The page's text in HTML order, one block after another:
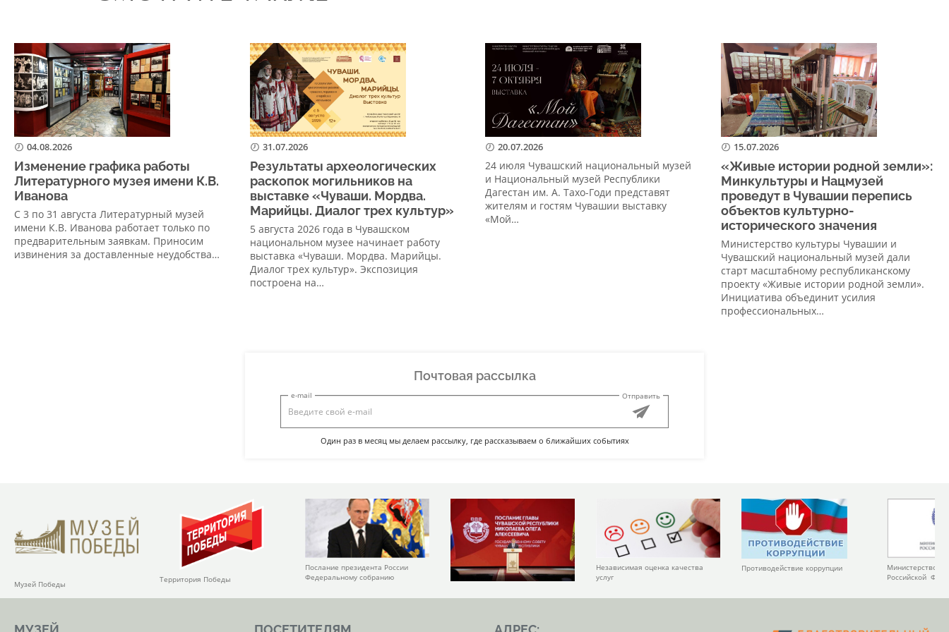
04.08.2026
Изменение графика работы
Литературного музея имени К.В.
Иванова
С 3 по 31 августа Литературный музей
имени К.В. Иванова работает только по
предварительным заявкам. Приносим
извинения за доставленные неудобства…
31.07.2026
Результаты археологических
раскопок могильников на
выставке «Чуваши. Мордва.
Марийцы. Диалог трех культур»
5 августа 2026 года в Чувашском
национальном музее начинает работу
выставка «Чуваши. Мордва. Марийцы.
Диалог трех культур». Экспозиция
построена на…
20.07.2026
24 июля Чувашский национальный музей
и Национальный музей Республики
Дагестан им. А. Тахо-Годи представят
жителям и гостям Чувашии выставку
«Мой…
15.07.2026
«Живые истории родной земли»:
Минкультуры и Нацмузей
проведут в Чувашии перепись
объектов культурно-
исторического значения
Министерство культуры Чувашии и
Чувашский национальный музей дали
старт масштабному республиканскому
проекту «Живые истории родной земли».
Инициатива объединит усилия
профессиональных…
Почтовая рассылка
e-mail Отправить
Один раз в месяц мы делаем рассылку, где рассказываем о ближайших событиях
Музей Победы Территория Победы
Послание президента России
Федеральному собранию
Независимая оценка качества
услуг
Противодействие коррупции
Министерство
Российской